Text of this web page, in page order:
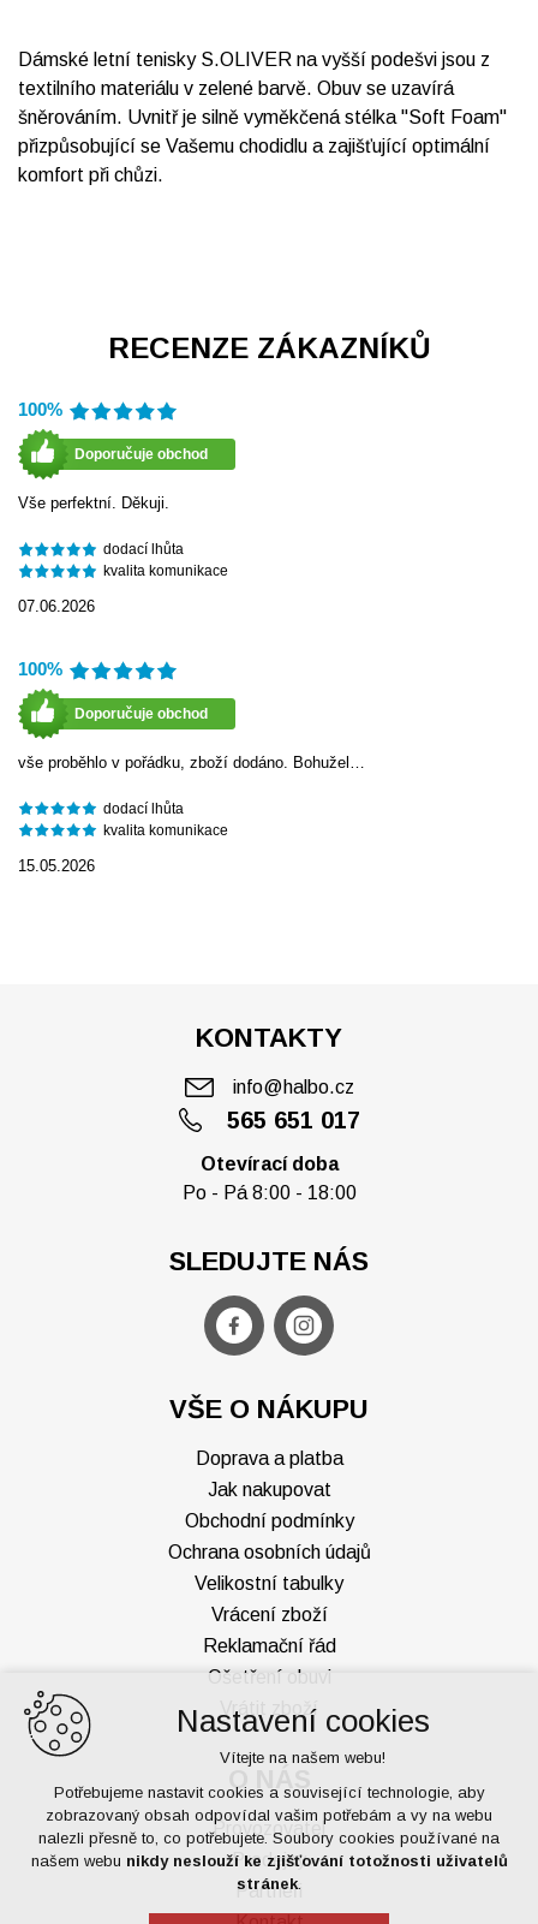
Dámské letní tenisky S.OLIVER na vyšší podešvi jsou z
textilního materiálu v zelené barvě. Obuv se uzavírá
šněrováním. Uvnitř je silně vyměkčená stélka "Soft Foam"
přizpůsobující se Vašemu chodidlu a zajišťující optimální
komfort při chůzi.
RECENZE ZÁKAZNÍKŮ
100%
Doporučuje obchod
Vše perfektní. Děkuji.
dodací lhůta
kvalita komunikace
07.06.2026
100%
Doporučuje obchod
vše proběhlo v pořádku, zboží dodáno. Bohužel…
dodací lhůta
kvalita komunikace
15.05.2026
KONTAKTY
565 651 017
info@halbo.cz
Otevírací doba
Po - Pá 8:00 - 18:00
O NÁS
Provozovatel
Prodejny
Partneři
VŠE O NÁKUPU
Doprava a platba
Jak nakupovat
Obchodní podmínky
Ochrana osobních údajů
Velikostní tabulky
Vrácení zboží
Reklamační řád
Ošetření obuvi
Vrátit zboží
SLEDUJTE NÁS
Nastavení cookies
Vítejte na našem webu!
Potřebujeme nastavit cookies a související technologie, aby
zobrazovaný obsah odpovídal vašim potřebám a vy na webu
nalezli přesně to, co potřebujete. Soubory cookies používané na
našem webu nikdy neslouží ke zjišťování totožnosti uživatelů
stránek.